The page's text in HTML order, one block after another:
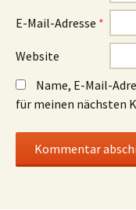
E-Mail-Adresse *
Website
Name, E-Mail-
für meinen nächsten